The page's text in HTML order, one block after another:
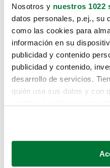
Nosotros y nuestros 1022
datos personales, p.ej., su
como las cookies para
información en su
publicidad y contenido
publicidad y contenido,
desarrollo de servicios.
quién usa sus datos y con
Si lo permite, también
Recopilar información
Lo sentimos,
te hemos
Pero puedes encontrar
buscando en alguno de
Coches de segunda mano
Coches de km0